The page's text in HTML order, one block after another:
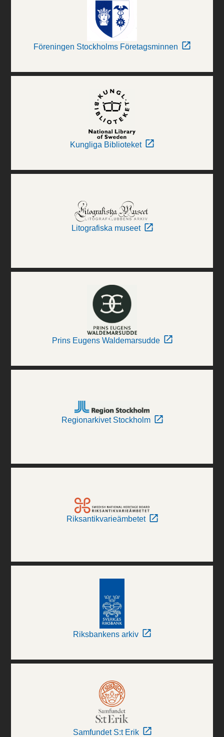
Föreningen Stockholms Företagsminnen
Kungliga Biblioteket
Litografiska museet
Prins Eugens Waldemarsudde
Regionarkivet Stockholm
Riksantikvarieämbetet
Riksbankens arkiv
Samfundet S:t Erik